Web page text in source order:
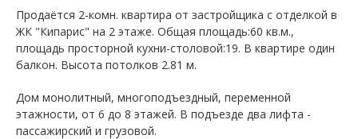
Продаётся 2-комн. квартира от застройщика c отделкой в
ЖК "Кипарис" на 2 этаже. Общая площадь:60 кв.м.,
площадь просторной кухни-столовой:19. B квартире один
балкон. Высота потолков 2.81 м.
Дом монолитный, многоподъездный, переменной
этажности, от 6 до 8 этажей. B подъезде два лифта -
пассажирский и грузовой.